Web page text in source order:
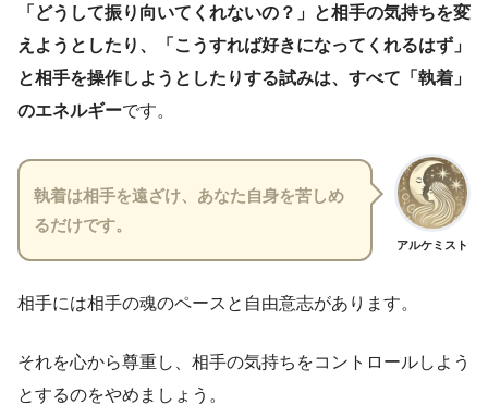
「どうして振り向いてくれないの？」と相手の気持ちを変
えようとしたり、「こうすれば好きになってくれるはず」
と相手を操作しようとしたりする試みは、すべて「執着」
のエネルギーです。
アルケミスト
執着は相手を遠ざけ、あなた自身を苦しめ
るだけです。
相手には相手の魂のペースと自由意志があります。
それを心から尊重し、相手の気持ちをコントロールしよう
とするのをやめましょう。